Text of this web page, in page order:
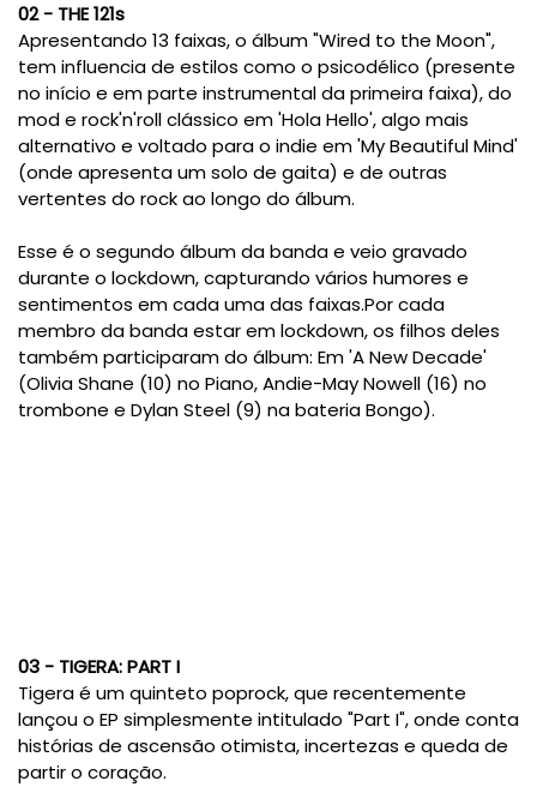
02 - THE 121s
Apresentando 13 faixas, o álbum "Wired to the Moon",
tem influencia de estilos como o psicodélico (presente
no início e em parte instrumental da primeira faixa), do
mod e rock'n'roll clássico em 'Hola Hello', algo mais
alternativo e voltado para o indie em 'My Beautiful Mind'
(onde apresenta um solo de gaita) e de outras
vertentes do rock ao longo do álbum.
Esse é o segundo álbum da banda e veio gravado
durante o lockdown, capturando vários humores e
sentimentos em cada uma das faixas.Por cada
membro da banda estar em lockdown, os filhos deles
também participaram do álbum: Em 'A New Decade'
(Olivia Shane (10) no Piano, Andie-May Nowell (16) no
trombone e Dylan Steel (9) na bateria Bongo).
03 - TIGERA: PART I
Tigera é um quinteto poprock, que recentemente
lançou o EP simplesmente intitulado "Part I", onde conta
histórias de ascensão otimista, incertezas e queda de
partir o coração.